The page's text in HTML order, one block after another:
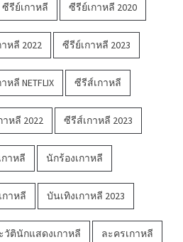
ซีรีย์เกาหลี ซีรีย์เกาหลี 2020
หลี 2022 ซีรีย์เกาหลี 2023
หลี NETFLIX ซีรีส์เกาหลี
หลี 2022 ซีรีส์เกาหลี 2023
กาหลี นักร้องเกาหลี
กาหลี บันเทิงเกาหลี 2023
วัตินักแสดงเกาหลี ละครเกาหลี